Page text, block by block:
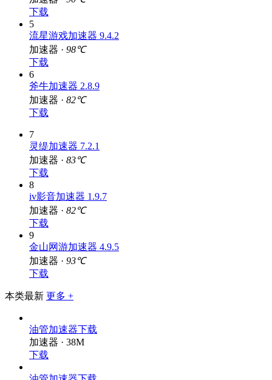
加速器 ·
下载
5
流星游戏加速器 9.4.2
加速器 ·
下载
6
斧牛加速器 2.8.9
加速器 ·
7
灵缇加速器 7.2.1
加速器 ·
下载
8
iv影音加速器 1.9.7
加速器 ·
下载
9
金山网游加速器 4.9.5
加速器 ·
下载
油管加速器下载
加速器 · 38M
下载